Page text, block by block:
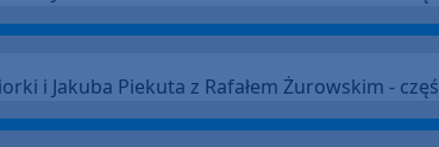
i Jakuba Piekuta z Rafałem Żurowskim -